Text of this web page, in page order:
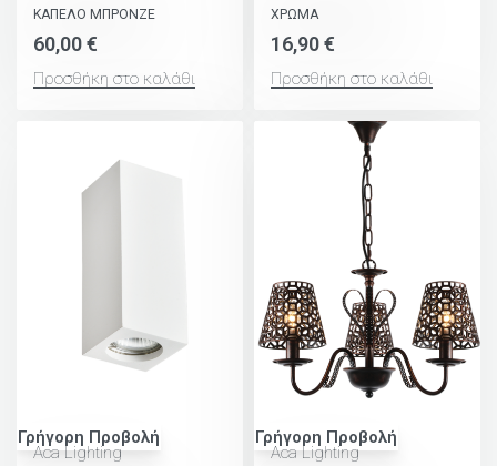
ΚΑΠΕΛΟ ΜΠΡΟΝΖΕ
60,00€
Προσθήκη στο καλάθι
ΧΡΩΜΑ
16,90€
Προσθήκη στο καλάθι
Γρήγορη Προβολή
Aca Lighting
Γρήγορη Προβολή
Aca Lighting